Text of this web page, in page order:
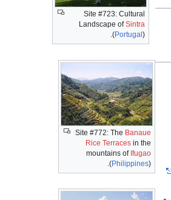
Site #723: Cultural
Landscape ofSintra
(Portugal ).
Site #772: The Banaue
Rice Terraces in the
mountains of Ifugao
(Philippines).